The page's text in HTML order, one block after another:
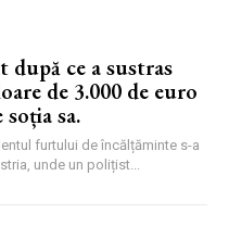
ce a sustras
de 3.000 de euro
sa.
furtului de încălțăminte s-a
unde un polițist...